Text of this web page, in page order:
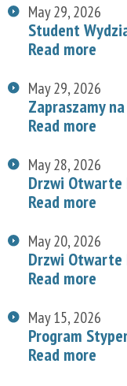
May 29, 2026
Student
Read more
May 29, 2026
Zapraszamy
Read more
May 28, 2026
Drzwi Otwarte
Read more
May 20, 2026
Drzwi Otwarte
Read more
May 15, 2026
Program
Read more